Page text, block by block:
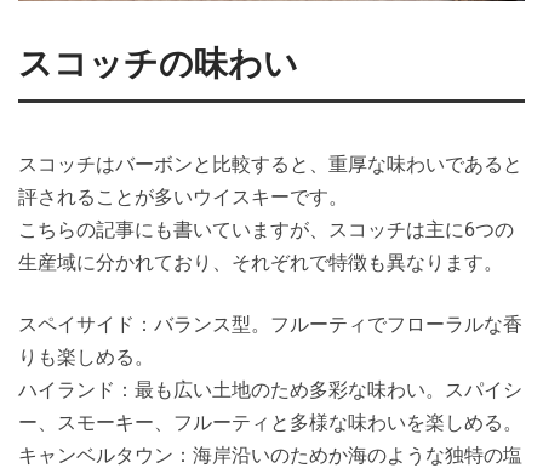
スコッチの味わい
スコッチはバーボンと比較すると、重厚な味わいであると
評されることが多いウイスキーです。
こちらの記事にも書いていますが、スコッチは主に6つの
生産域に分かれており、それぞれで特徴も異なります。
スペイサイド：バランス型。フルーティでフローラルな香
りも楽しめる。
ハイランド：最も広い土地のため多彩な味わい。スパイシ
ー、スモーキー、フルーティと多様な味わいを楽しめる。
キャンベルタウン：海岸沿いのためか海のような独特の塩